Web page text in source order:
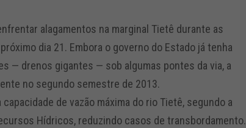
alagamentos na marginal Tietê durante as
dia 21. Embora o governo do Estado já tenha
— drenos gigantes — sob algumas pontes da via, a
no segundo semestre de 2013.
de vazão máxima do rio Tietê, segundo a
Hídricos, reduzindo casos de transbordamento.